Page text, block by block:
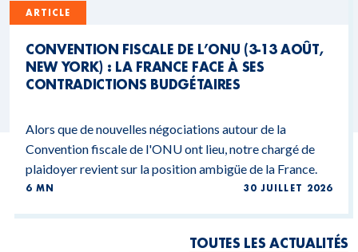
ARTICLE
CONVENTION FISCALE DE L’ONU (3-13 AOÛT,
NEW YORK) : LA FRANCE FACE À SES
CONTRADICTIONS BUDGÉTAIRES
Alors que de nouvelles négociations autour de la
Convention fiscale de l'ONU ont lieu, notre chargé de
plaidoyer revient sur la position ambigüe de la France.
6 MN 30 JUILLET 2026
TOUTES LES ACTUALITÉS